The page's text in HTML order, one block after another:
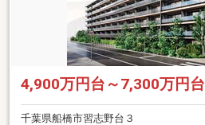
4,900万円台～7,300万円台
千葉県船橋市習志野台３